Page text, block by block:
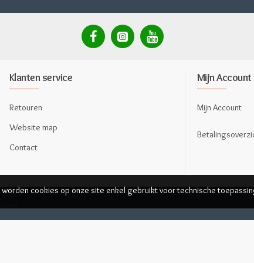
Klanten service
Retouren
Website map
Contact
Mijn Account
Mijn Account
cookies op onze site enkel gebruikt voor technische